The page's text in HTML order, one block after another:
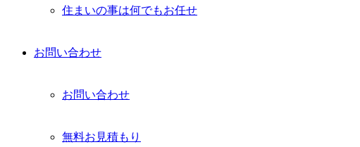
住まいの事は何でもお任せ
お問い合わせ
お問い合わせ
無料お見積もり